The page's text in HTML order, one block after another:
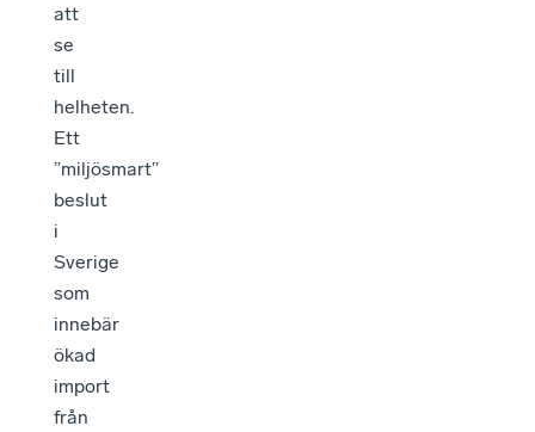
att
se
till
helheten.
Ett
”miljösmart”
beslut
i
Sverige
som
innebär
ökad
import
från